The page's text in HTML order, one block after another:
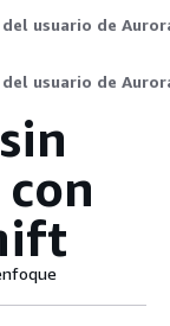
del usuario de
del usuario de
con